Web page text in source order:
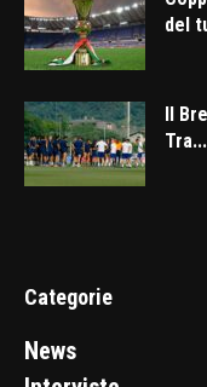
del
Il
Tra...
Categorie
News